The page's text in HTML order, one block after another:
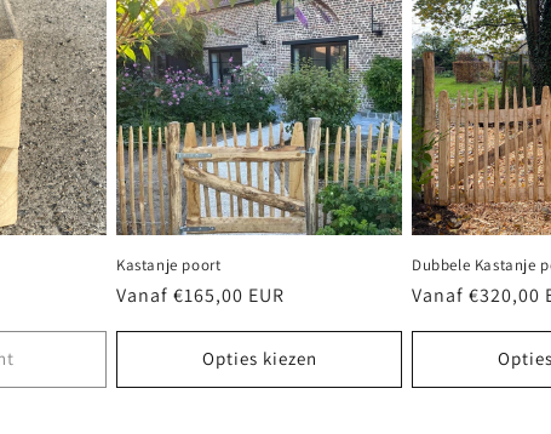
Kastanje poort
Normale
Vanaf €165,00 EUR
Opties kiezen
Dubbele Kastanje
Normale
Vanaf €320,00